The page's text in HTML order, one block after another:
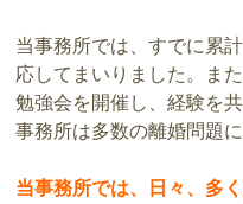
当事務所では、すでに累
応してまいりました。ま
勉強会を開催し、経験を
事務所は多数の離婚問題
当事務所では、日々、多